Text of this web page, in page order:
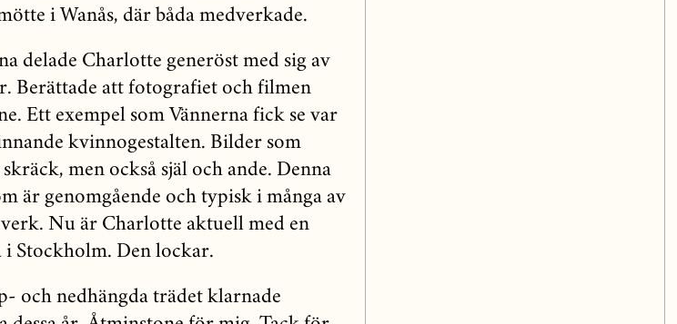
i Wanås, där båda medverkade.
delade Charlotte generöst med sig av
Berättade att fotografiet och filmen
Ett exempel som Vännerna fick se var
kvinnogestalten. Bilder som
men också själ och ande. Denna
är genomgående och typisk i många av
Nu är Charlotte aktuell med en
Stockholm. Den lockar.
och nedhängda trädet klarnade